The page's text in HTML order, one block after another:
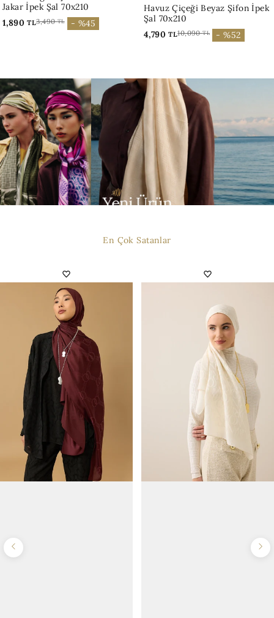
Havuz Çiçeği Beyaz Şifon İpek
Şal 70x210
7,490TL12,990TL - %42
En Çok Satanlar